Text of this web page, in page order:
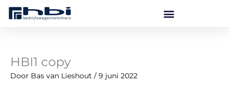
HBI1 copy
Door Bas van Lieshout / 9 juni 2022